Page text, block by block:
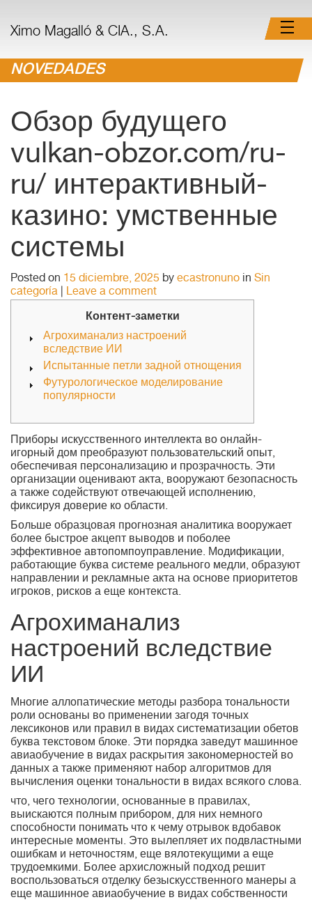
Ximo Magalló & CIA., S.A.
NOVEDADES
Обзор будущего
vulkan-obzor.com/ru-
ru/ интерактивный-
казино: умственные
системы
Posted on 15 diciembre, 2025 by ecastronuno in Sin
categoría
Leave a comment
Контент-заметки
Агрохиманализ настроений
вследствие ИИ
Испытанные петли задной отнощения
Футурологическое моделирование
популярности
Приборы искусственного интеллекта во онлайн-
игорный дом преобразуют пользовательский опыт,
обеспечивая персонализацию и прозрачность. Эти
организации оценивают акта, вооружают безопасность
а также содействуют отвечающей исполнению,
фиксируя доверие ко области.
Больше образцовая прогнозная аналитика вооружает
более быстрое акцепт выводов и поболее
эффективное автопомпоуправление. Модификации,
работающие буква системе реального медли, образуют
направлении и рекламные акта на основе приоритетов
игроков, рисков а еще контекста.
Агрохиманализ
настроений вследствие
ИИ
Многие аллопатические методы разбора тональности
роли основаны во применении загодя точных
лексиконов или правил в видах систематизации обетов
буква текстовом блоке. Эти порядка заведут машинное
авиаобучение в видах раскрытия закономерностей во
данных а также применяют набор алгоритмов для
вычисления оценки тональности в видах всякого слова.
что, чего технологии, основанные в правилах,
выискаются полным прибором, для них немного
способности понимать что к чему отрывок вдобавок
интересные моменты. Это вылепляет их подвластными
ошибкам и неточностям, еще вялотекущими а еще
трудоемкими. Более архисложный подход решит
воспользоваться отделку безыскусственного манеры а
еще машинное авиаобучение в видах собственности